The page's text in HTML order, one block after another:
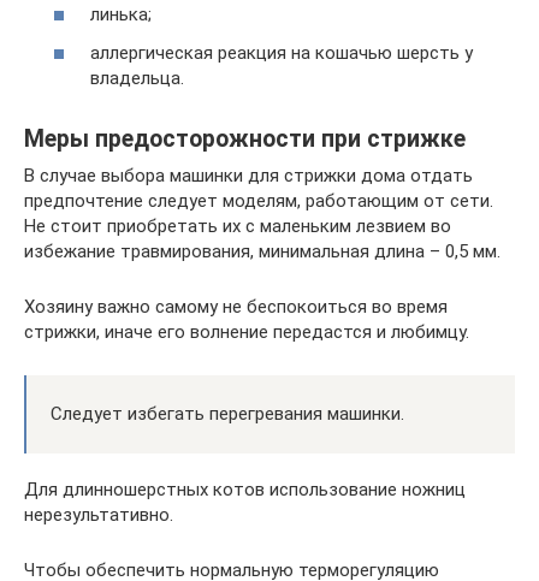
линька;
аллергическая реакция на кошачью шерсть у
владельца.
Меры предосторожности при стрижке
В случае выбора машинки для стрижки дома отдать
предпочтение следует моделям, работающим от сети.
Не стоит приобретать их с маленьким лезвием во
избежание травмирования, минимальная длина – 0,5 мм.
Хозяину важно самому не беспокоиться во время
стрижки, иначе его волнение передастся и любимцу.
Следует избегать перегревания машинки.
Для длинношерстных котов использование ножниц
нерезультативно.
Чтобы обеспечить нормальную терморегуляцию